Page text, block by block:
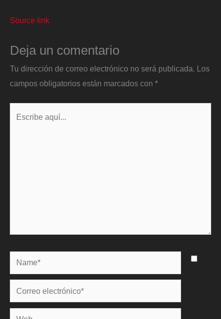
Source link
Deja un comentario
Tu dirección de correo electrónico no será publicada.
Los
campos obligatorios están marcados con *
Name*
Correo
electrónico*
Web